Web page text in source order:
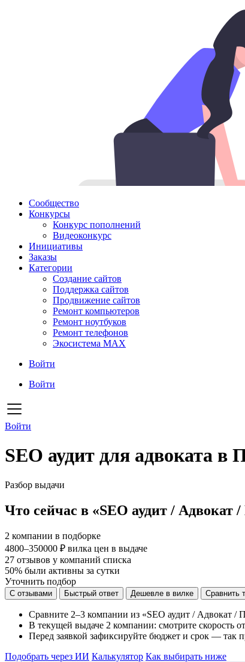
Сообщество
Конкурсы
Конкурс пополнений
Видеоконкурс
Инициативы
Заказы
Категории
Создание сайтов
Поддержка сайтов
Продвижение сайтов
Ремонт компьютеров
Ремонт ноутбуков
Ремонт телефонов
Экосистема MAX
Войти
Войти
Войти
SEO аудит для адвоката в
Разбор выдачи
Что сейчас в «SEO аудит / Адвокат
2 компании в подборке
4800–350000 ₽ вилка цен в выдаче
27 отзывов у компаний списка
50% были активны за сутки
Уточнить подбор
С отзывами Быстрый ответ Дешевле в вилке Сравнить
Сравните 2–3 компании из «SEO аудит / Адвокат /
В текущей выдаче 2 компании: смотрите скорость
Перед заявкой зафиксируйте бюджет и срок — так
Подобрать через ИИ Калькулятор Как выбирать ниже